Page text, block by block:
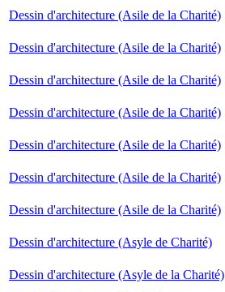
Dessin d'architecture (Asile de la Charité)
Dessin d'architecture (Asile de la Charité)
Dessin d'architecture (Asile de la Charité)
Dessin d'architecture (Asile de la Charité)
Dessin d'architecture (Asile de la Charité)
Dessin d'architecture (Asile de la Charité)
Dessin d'architecture (Asile de la Charité)
Dessin d'architecture (Asyle de Charité)
Dessin d'architecture (Asyle de la Charité)